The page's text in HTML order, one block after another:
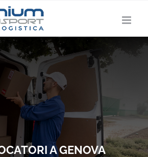
A GENOVA